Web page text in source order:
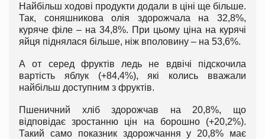
Найбільш ходові продукти додали в ціні ще більше.
Так, соняшникова олія здорожчала на 32,8%,
куряче філе – на 34,8%. При цьому ціна на курячі
яйця піднялася більше, ніж вполовину – на 53,6%.
А от серед фруктів ледь не вдвічі підскочила
вартість яблук (+84,4%), які колись вважали
найбільш доступним з фруктів.
Пшеничний хліб здорожчав на 20,8%, що
відповідає зростанню цін на борошно (+20,2%).
Такий само показник здорожчання у 20,8% має